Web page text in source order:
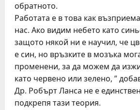
обратното.
Работата е в това как
нас. Ако видим небето като
защото някой ни е научил, че
е син, но връзките в мозъка
променени, за да можем да
като червено или зелено, ”
Др. Робърт Ланса не е
подкрепя тази теория.